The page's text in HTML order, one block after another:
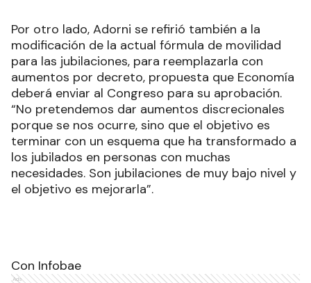
Por otro lado, Adorni se refirió también a la
modificación de la actual fórmula de movilidad
para las jubilaciones, para reemplazarla con
aumentos por decreto, propuesta que Economía
deberá enviar al Congreso para su aprobación.
“No pretendemos dar aumentos discrecionales
porque se nos ocurre, sino que el objetivo es
terminar con un esquema que ha transformado a
los jubilados en personas con muchas
necesidades. Son jubilaciones de muy bajo nivel y
el objetivo es mejorarla”.
Con Infobae
Ads